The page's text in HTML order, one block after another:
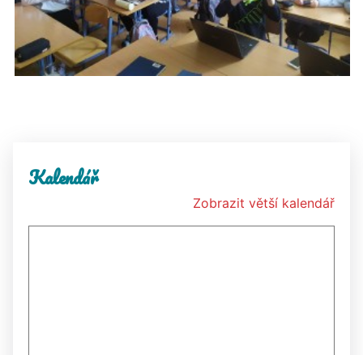
Kalendář
Zobrazit větší kalendář